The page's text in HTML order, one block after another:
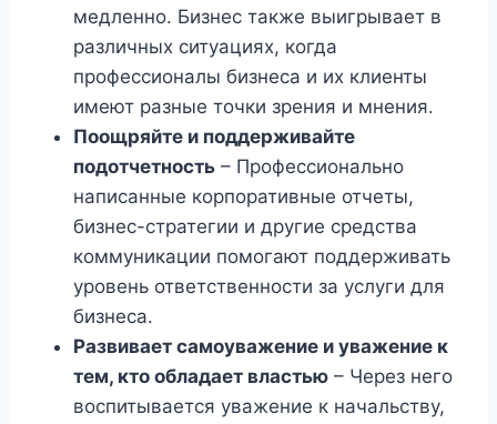
медленно. Бизнес также выигрывает в
различных ситуациях, когда
профессионалы бизнеса и их клиенты
имеют разные точки зрения и мнения.
Поощряйте и поддерживайте
подотчетность – Профессионально
написанные корпоративные отчеты,
бизнес-стратегии и другие средства
коммуникации помогают поддерживать
уровень ответственности за услуги для
бизнеса.
Развивает самоуважение и уважение к
тем, кто обладает властью – Через него
воспитывается уважение к начальству,